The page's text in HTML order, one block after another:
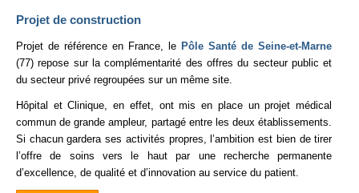
Projet de construction
Projet de référence en France, le Pôle Santé de Seine-et-Marne
(77) repose sur la complémentarité des offres du secteur public et
du secteur privé regroupées sur un même site.
Hôpital et Clinique, en effet, ont mis en place un projet médical
commun de grande ampleur, partagé entre les deux établissements.
Si chacun gardera ses activités propres, l’ambition est bien de tirer
l’offre de soins vers le haut par une recherche permanente
d’excellence, de qualité et d’innovation au service du patient.